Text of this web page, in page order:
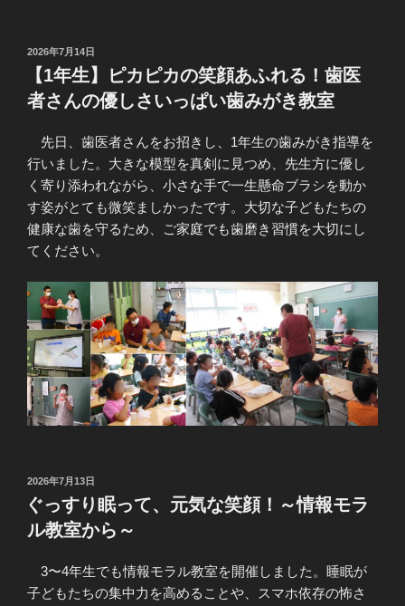
投
日:
2026年7月14日
【1年生】ピカピカの笑顔あふれる！歯医
者さんの優しさいっぱい歯みがき教室
先日、歯医者さんをお招きし、1年生の歯みがき指導を
行いました。大きな模型を真剣に見つめ、先生方に優し
く寄り添われながら、小さな手で一生懸命ブラシを動か
す姿がとても微笑ましかったです。大切な子どもたちの
健康な歯を守るため、ご家庭でも歯磨き習慣を大切にし
てください。
投
稿
日:
2026年7月13日
ぐっすり眠って、元気な笑顔！～情報モラ
ル教室から～
3〜4年生でも情報モラル教室を開催しました。睡眠が
子どもたちの集中力を高めることや、スマホ依存の怖さ